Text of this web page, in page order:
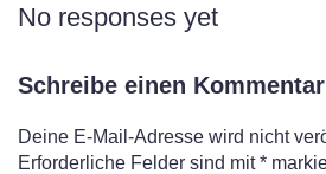
No responses yet
Schreibe einen Kommentar
Deine E-Mail-Adresse wird nicht
Erforderliche Felder sind mit*